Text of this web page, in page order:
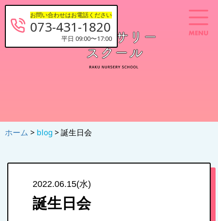
お問い合わせはお電話ください
073-431-1820
平日 09:00〜17:00
ホーム > blog > 誕生日会
2022.06.15(水)
誕生日会